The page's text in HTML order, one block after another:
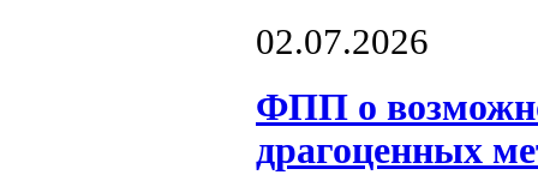
02.07.2026
ФПП о
драгоценных